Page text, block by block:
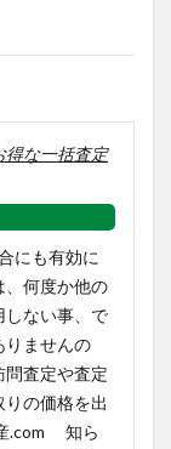
得な一括査定
にも有効に
、何度か他の
しない事、で
りませんの
査定や査定
の価格を出
.com 知ら